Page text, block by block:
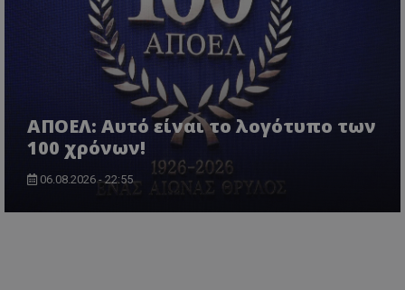
ΑΠΟΕΛ: Αυτό είναι το λογότυπο των
100 χρόνων!
06.08.2026 - 22:55